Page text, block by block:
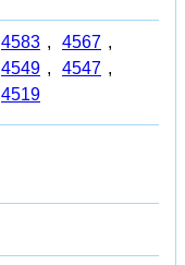
4583 , 4567 ,
4549 , 4547 ,
4519